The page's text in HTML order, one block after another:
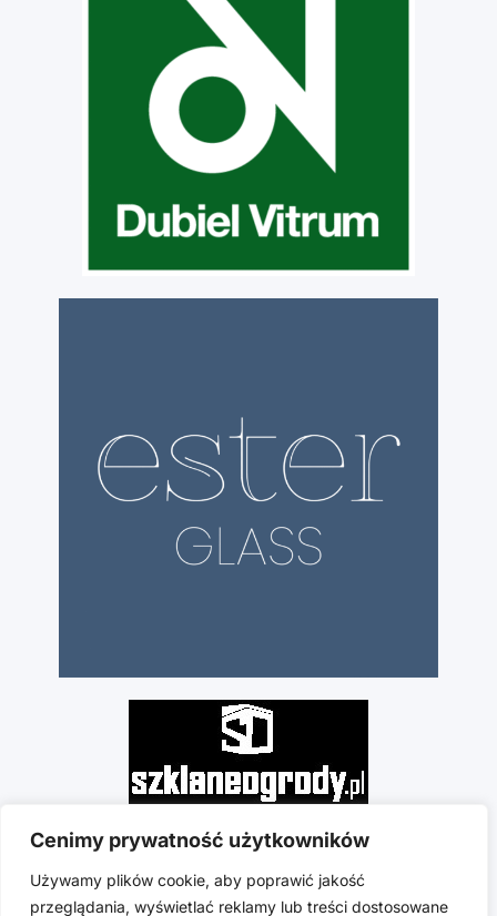
Cenimy prywatność użytkowników
Używamy plików cookie, aby poprawić jakość
przeglądania, wyświetlać reklamy lub treści dostosowane